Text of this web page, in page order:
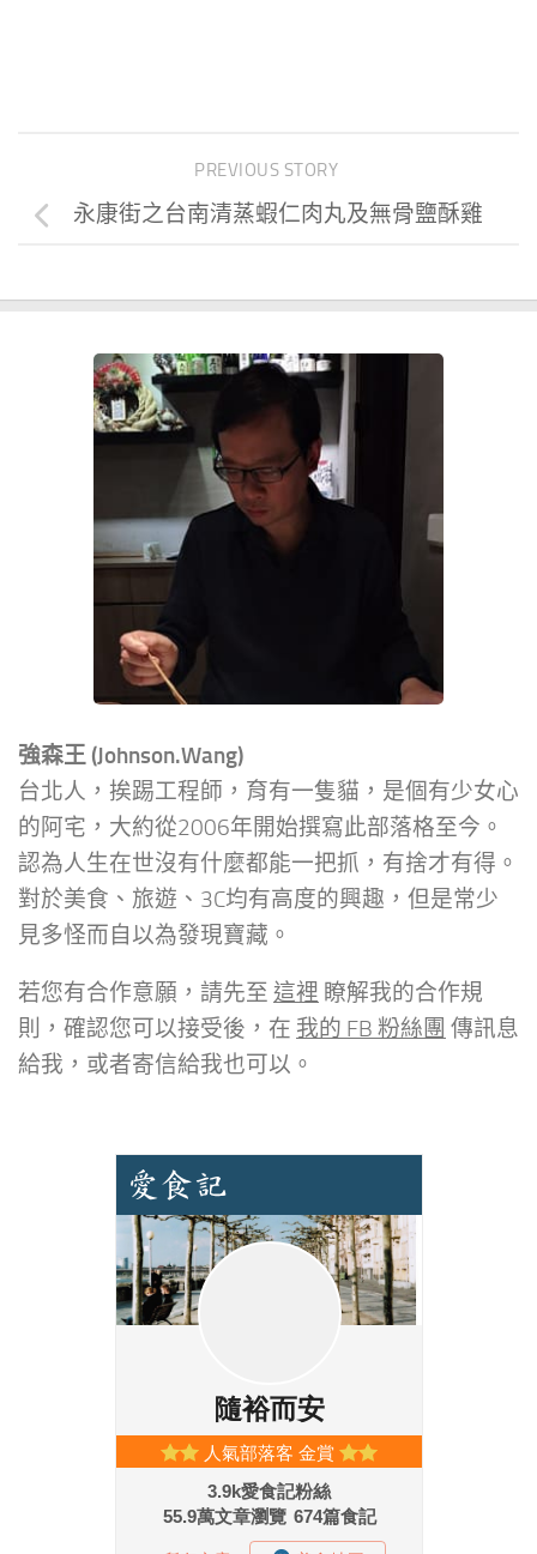
PREVIOUS STORY
永康街之台南清蒸蝦仁肉丸及無骨鹽酥雞
強森王 (Johnson.Wang)
台北人，挨踢工程師，育有一隻貓，是個有少女心
的阿宅，大約從2006年開始撰寫此部落格至今。
認為人生在世沒有什麼都能一把抓，有捨才有得。
對於美食、旅遊、3C均有高度的興趣，但是常少
見多怪而自以為發現寶藏。
若您有合作意願，請先至 這裡 瞭解我的合作規
則，確認您可以接受後，在 我的 FB 粉絲團 傳訊息
給我，或者寄信給我也可以。